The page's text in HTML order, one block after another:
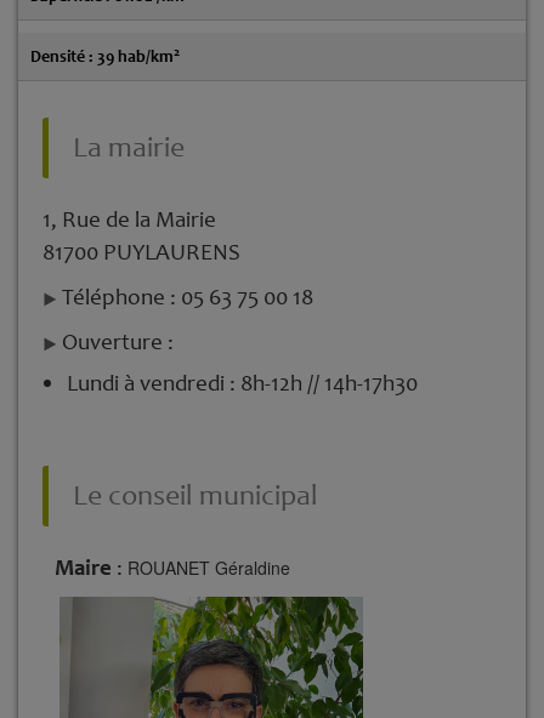
Densité : 39 hab/km2
La mairie
1, Rue de la Mairie
81700 PUYLAURENS
Téléphone : 05 63 75 00 18
Ouverture :
Lundi à vendredi : 8h-12h // 14h-17h30
Le conseil municipal
Maire : ROUANET Géraldine